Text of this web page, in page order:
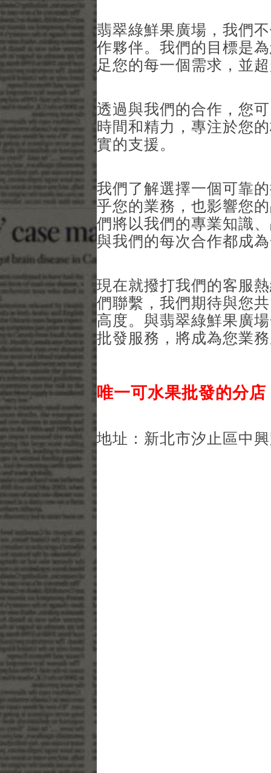
翡翠綠鮮果廣場，我們
作夥伴。我們的目標是
足您的每一個需求，並
透過與我們的合作，您
時間和精力，專注於您
實的支援。
我們了解選擇一個可靠
乎您的業務，也影響您
們將以我們的專業知識
與我們的每次合作都成
現在就撥打我們的客服
們聯繫，我們期待與您
高度。與翡翠綠鮮果廣
批發服務，將成為您業
唯一可水果批發的分
地址：新北市汐止區中